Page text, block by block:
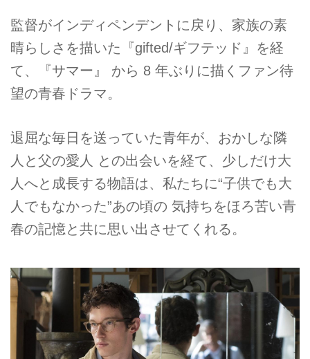
監督がインディペンデントに戻り、家族の素
晴らしさを描いた『gifted/ギフテッド』を経
て、『サマー』 から 8 年ぶりに描くファン待
望の青春ドラマ。
退屈な毎日を送っていた青年が、おかしな隣
人と父の愛人 との出会いを経て、少しだけ大
人へと成長する物語は、私たちに“子供でも大
人でもなかった”あの頃の 気持ちをほろ苦い青
春の記憶と共に思い出させてくれる。